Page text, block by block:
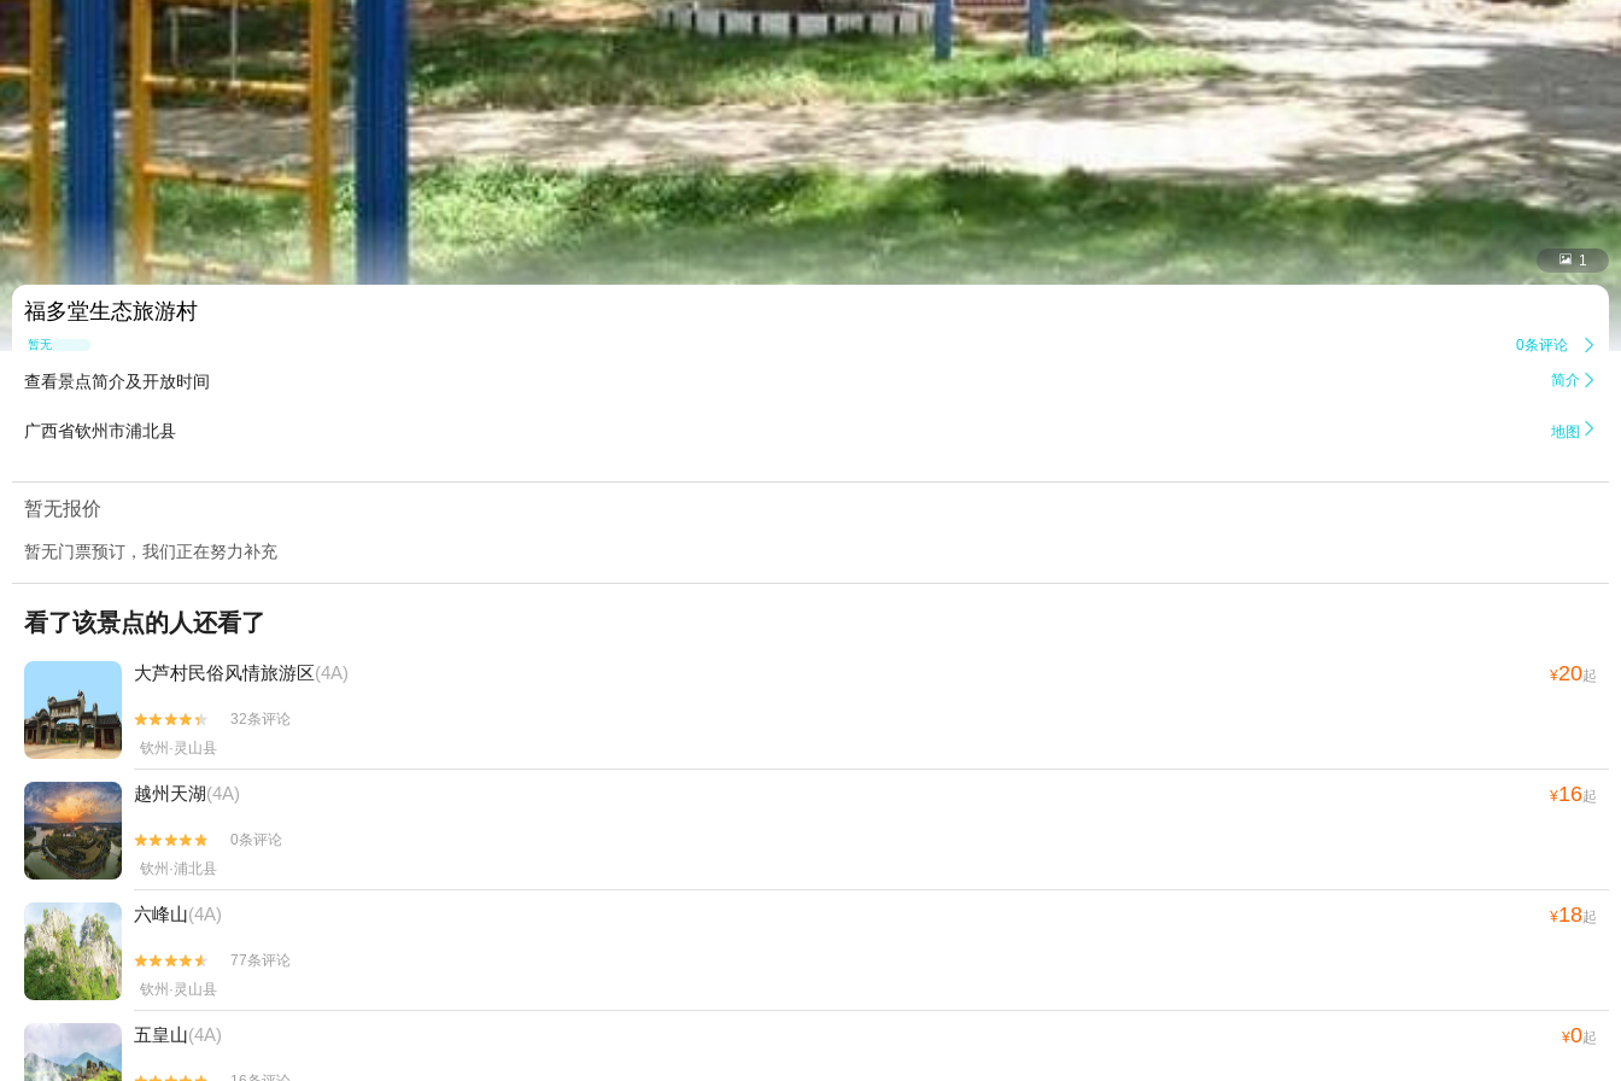
 1
福多堂生态旅游村
暂无点评 0条评论 
查看景点简介及开放时间 简介 
广西省钦州市浦北县 地图 
暂无报价
暂无门票预订，我们正在努力补充
看了该景点的人还看了
大芦村民俗风情旅游区(4A) ¥20起


32条评论
钦州·灵山县
越州天湖(4A) ¥16起


0条评论
钦州·浦北县
六峰山(4A) ¥18起


77条评论
钦州·灵山县
五皇山(4A) ¥0起